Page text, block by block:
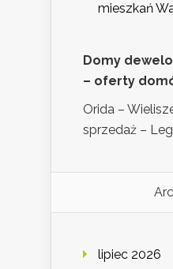
mieszkań
Domy
– oferty
Orida –
sprzedaż –
lipiec 2026